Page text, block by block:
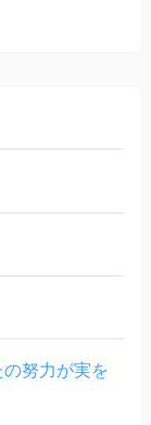
努力が実を